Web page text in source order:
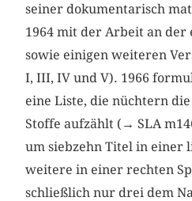
seiner dokumentarisch
1964 mit der Arbeit an
sowie einigen weiteren
I, III, IV und V). 1966
eine Liste, die nüchtern
Stoffe aufzählt (→ SLA
um siebzehn Titel in einer
weitere in einer rechten
schließlich nur drei dem